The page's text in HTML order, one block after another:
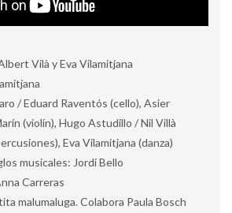
Vilà y Eva Vilamitjana
/ Eduard Raventós (cello), Asier
(violín), Hugo Astudillo / Nil Villà
Eva Vilamitjana (danza)
musicales: Jordi Bello
Carreras
malumaluga. Colabora Paula Bosch